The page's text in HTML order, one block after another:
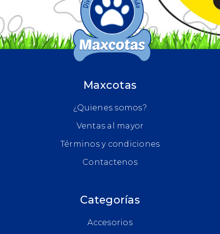
Maxcotas
¿Quienes somos?
Ventas al mayor
Términos y condiciones
Contactenos
Categorías
Accesorios